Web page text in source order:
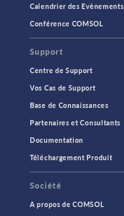
Calendrier des Evènements
Conférence COMSOL
Support
Centre de Support
Vos Cas de Support
Base de Connaissances
Partenaires et Consultants
Documentation
Téléchargement Produit
Société
A propos de COMSOL